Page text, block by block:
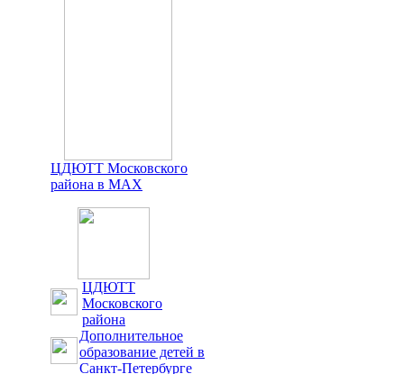
ЦДЮТТ Московского
района в MAX
ЦДЮТТ
Московского
района
Дополнительное
образование детей в
Санкт-Петербурге